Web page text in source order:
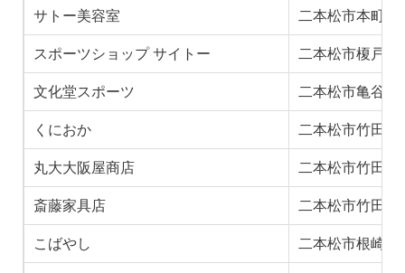
サトー美容室 二本松市本町２
スポーツショップ サイトー 二本松市榎戸1-
文化堂スポーツ 二本松市亀谷１
くにおか 二本松市竹田１
丸大大阪屋商店 二本松市竹田１
斎藤家具店 二本松市竹田１
こばやし 二本松市根崎１